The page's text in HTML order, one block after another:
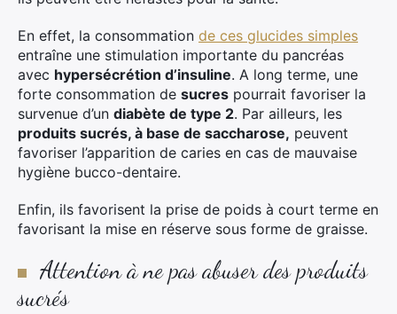
En effet, la consommation de ces glucides simples
entraîne une stimulation importante du pancréas
avec hypersécrétion d’insuline. A long terme, une
forte consommation de sucres pourrait favoriser la
survenue d’un diabète de type 2. Par ailleurs, les
produits sucrés, à base de saccharose, peuvent
favoriser l’apparition de caries en cas de mauvaise
hygiène bucco-dentaire.
Enfin, ils favorisent la prise de poids à court terme en
favorisant la mise en réserve sous forme de graisse.
Attention à ne pas abuser des produits
sucrés